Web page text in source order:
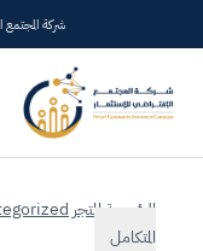
شركة
المتجر
المتكامل